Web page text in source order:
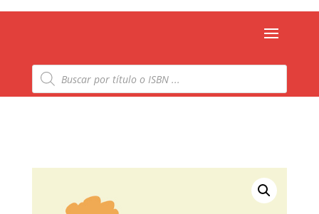
Búsqueda
de
productos